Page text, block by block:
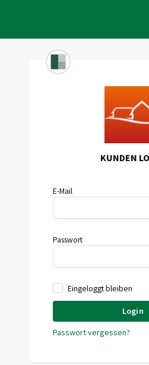
KUNDEN
E-Mail
Passwort
Eingeloggt bleiben
Login
Passwort vergessen?